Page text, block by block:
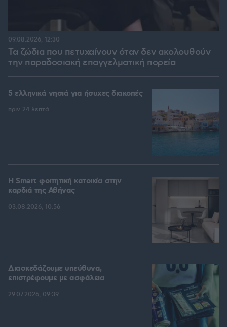
Τα ζώδια που πετυχαίνουν όταν δεν ακολουθούν
την παραδοσιακή επαγγελματική πορεία
09.08.2026, 12:30
5 ελληνικά νησιά για ήσυχες διακοπές
πριν 24 λεπτά
Η Smart φοιτητική κατοικία στην
καρδιά της Αθήνας
03.08.2026, 10:56
Διασκεδάζουμε υπεύθυνα,
επιστρέφουμε με ασφάλεια
29.07.2026, 09:39